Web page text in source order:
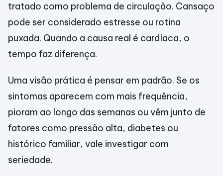
tratado como problema de circulação. Cansaço
pode ser considerado estresse ou rotina
puxada. Quando a causa real é cardíaca, o
tempo faz diferença.
Uma visão prática é pensar em padrão. Se os
sintomas aparecem com mais frequência,
pioram ao longo das semanas ou vêm junto de
fatores como pressão alta, diabetes ou
histórico familiar, vale investigar com
seriedade.